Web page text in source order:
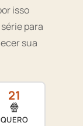
isso
para
sua
21
🍿
QUERO